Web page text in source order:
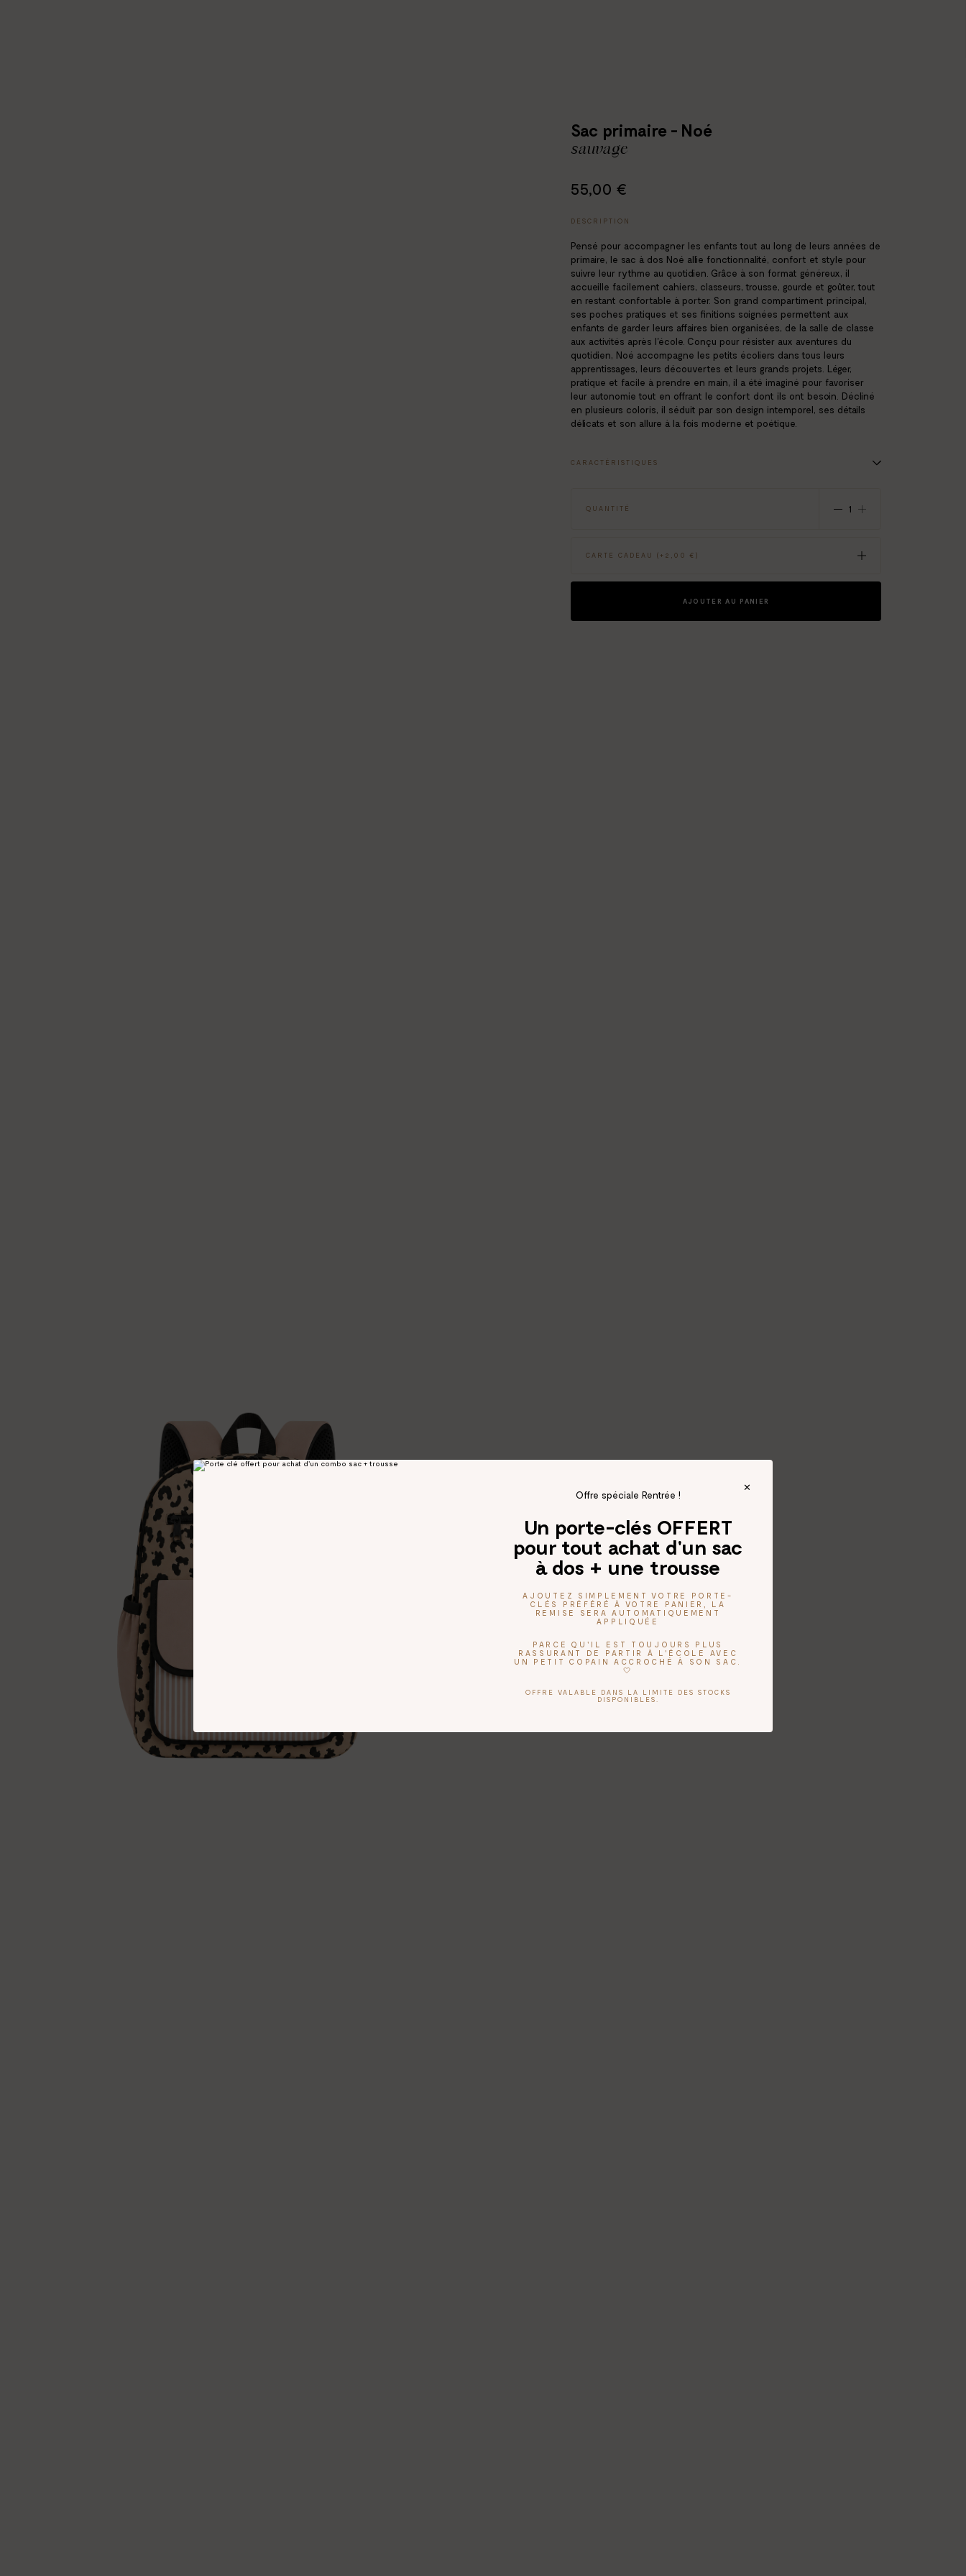
Sac primaire - Noé
sauvage
55,00 €
DESCRIPTION
Pensé pour accompagner les enfants tout au long de leurs années de
primaire, le sac à dos Noé allie fonctionnalité, confort et style pour
suivre leur rythme au quotidien. Grâce à son format généreux, il
accueille facilement cahiers, classeurs, trousse, gourde et goûter, tout
en restant confortable à porter. Son grand compartiment principal,
ses poches pratiques et ses finitions soignées permettent aux
enfants de garder leurs affaires bien organisées, de la salle de classe
aux activités après l'école. Conçu pour résister aux aventures du
quotidien, Noé accompagne les petits écoliers dans tous leurs
apprentissages, leurs découvertes et leurs grands projets. Léger,
pratique et facile à prendre en main, il a été imaginé pour favoriser
leur autonomie tout en offrant le confort dont ils ont besoin. Décliné
en plusieurs coloris, il séduit par son design intemporel, ses détails
délicats et son allure à la fois moderne et poétique.
CARACTÉRISTIQUES
Dimensions: H 38,5 cm x L 31 cm
QUANTITÉ
CARTE CADEAU (+ 2,00 € )
AJOUTER AU PANIER
Offre spéciale Rentrée !
Un porte-clés OFFERT
pour tout achat d'un sac
à dos + une trousse
AJOUTEZ SIMPLEMENT VOTRE PORTE-
CLÉS PRÉFÉRÉ À VOTRE PANIER, LA
REMISE SERA AUTOMATIQUEMENT
APPLIQUÉE
PARCE QU'IL EST TOUJOURS PLUS
RASSURANT DE PARTIR À L'ÉCOLE AVEC
UN PETIT COPAIN ACCROCHÉ À SON SAC.
🤍
OFFRE VALABLE DANS LA LIMITE DES STOCKS
DISPONIBLES.